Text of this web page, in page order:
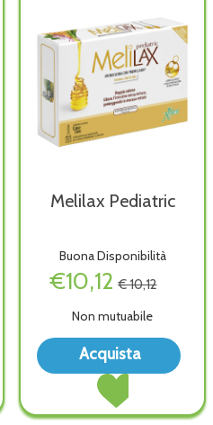
Melilax alla
Melilax Pediatric
Buona Disponibilità
€10,12 € 10,12
Non mutuabile
Acquista
Acquista Melilax
carrello